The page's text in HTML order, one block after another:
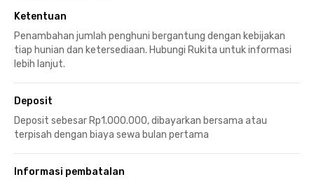
Ketentuan
Penambahan jumlah penghuni bergantung dengan kebijakan
tiap hunian dan ketersediaan. Hubungi Rukita untuk informasi
lebih lanjut.
Deposit
Deposit sebesar Rp1.000.000, dibayarkan bersama atau
terpisah dengan biaya sewa bulan pertama
Informasi pembatalan